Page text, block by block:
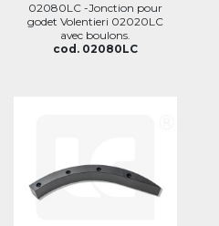
02080LC -Jonction pour
godet Volentieri 02020LC
avec boulons.
cod. 02080LC